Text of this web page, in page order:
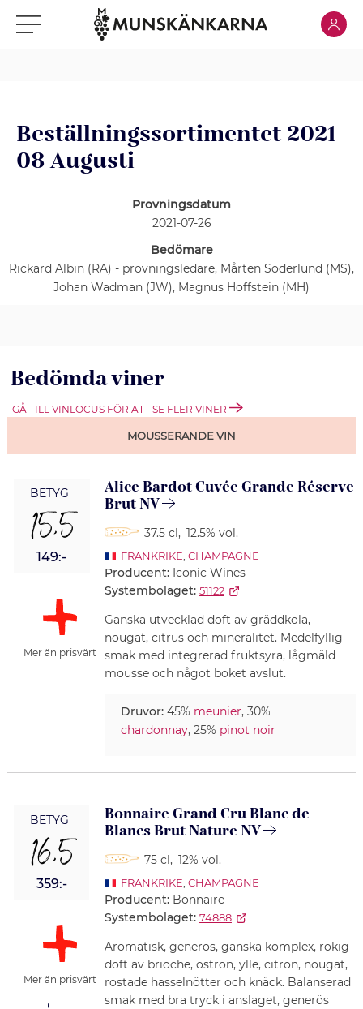
Klicka för meny Klicka
Beställningssortimentet 2021
08 Augusti
Provningsdatum
2021-07-26
Bedömare
Rickard Albin (RA) - provningsledare, Mårten Söderlund (MS),
Johan Wadman (JW), Magnus Hoffstein (MH)
Bedömda viner
GÅ TILL VINLOCUS FÖR ATT SE FLER VINER
MOUSSERANDE VIN
BETYG
15,5
149:-
Mer än prisvärt
Alice Bardot Cuvée Grande Réserve
Brut NV
37.5 cl, 12.5% vol.
FRANKRIKE CHAMPAGNE
Producent: Iconic Wines
Systembolaget: 51122
Ganska utvecklad doft av gräddkola,
nougat, citrus och mineralitet. Medelfyllig
smak med integrerad fruktsyra, lågmäld
mousse och något boket avslut.
Druvor:45% meunier, 30%
chardonnay, 25% pinot noir
BETYG
16,5
359:-
Mer än prisvärt
Bonnaire Grand Cru Blanc de
Blancs Brut Nature NV
75 cl, 12% vol.
FRANKRIKE CHAMPAGNE
Producent: Bonnaire
Systembolaget: 74888
Aromatisk, generös, ganska komplex, rökig
doft av brioche, ostron, ylle, citron, nougat,
rostade hasselnötter och knäck. Balanserad
smak med bra tryck i anslaget, generös